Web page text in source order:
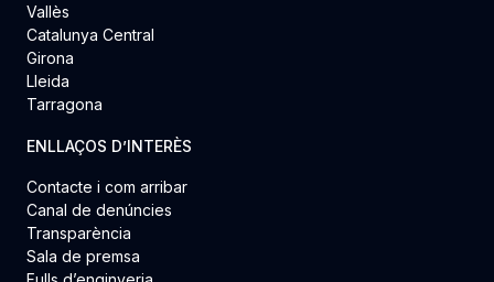
Vallès
Catalunya Central
Girona
Lleida
Tarragona
ENLLAÇOS D’INTERÈS
Contacte i com arribar
Canal de denúncies
Transparència
Sala de premsa